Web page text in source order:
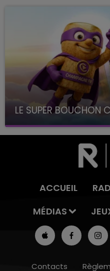
LE SUPER BOUCHON
avec La Famille
ACCUEIL
MÉDIAS
Contacts